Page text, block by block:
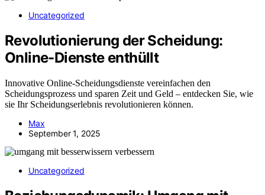
Uncategorized
Revolutionierung der Scheidung:
Online-Dienste enthüllt
Innovative Online-Scheidungsdienste vereinfachen den
Scheidungsprozess und sparen Zeit und Geld – entdecken Sie, wie
sie Ihr Scheidungserlebnis revolutionieren können.
Max
September 1, 2025
Uncategorized